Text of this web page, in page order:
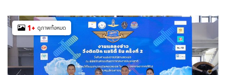
1+ ดูภาพทั้งหมด